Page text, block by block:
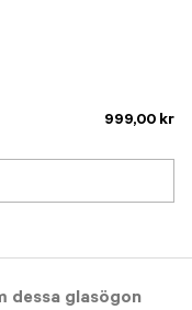
999,00 kr
dessa glasögon